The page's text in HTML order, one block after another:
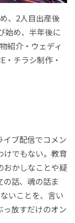
、2人目出産後
始め、半年後に
紹介・ウェディ
・チラシ制作・
イブ配信でコメン
けでもない。教育
おかしなことや疑
話、魂の話ま
いことを、言い
放すだけのオン